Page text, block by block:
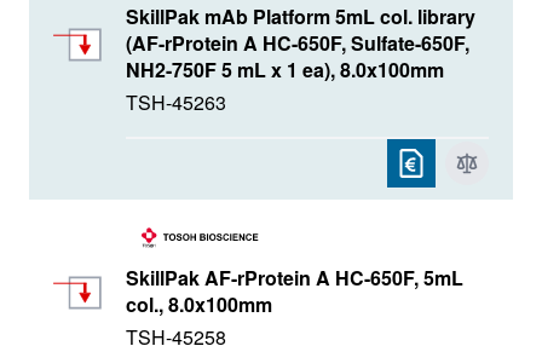
SkillPak mAb Platform 5mL col. library
(AF-rProtein A HC-650F, Sulfate-650F,
NH2-750F 5 mL x 1 ea), 8.0x100mm
TSH-45263
SkillPak AF-rProtein A HC-650F, 5mL
col., 8.0x100mm
TSH-45258